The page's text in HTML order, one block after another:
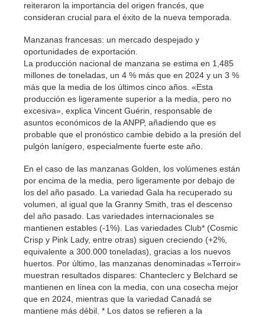
reiteraron la importancia del origen francés, que
consideran crucial para el éxito de la nueva temporada.
Manzanas francesas: un mercado despejado y
oportunidades de exportación.
La producción nacional de manzana se estima en 1,485
millones de toneladas, un 4 % más que en 2024 y un 3 %
más que la media de los últimos cinco años. «Esta
producción es ligeramente superior a la media, pero no
excesiva», explica Vincent Guérin, responsable de
asuntos económicos de la ANPP, añadiendo que es
probable que el pronóstico cambie debido a la presión del
pulgón lanígero, especialmente fuerte este año.
En el caso de las manzanas Golden, los volúmenes están
por encima de la media, pero ligeramente por debajo de
los del año pasado. La variedad Gala ha recuperado su
volumen, al igual que la Granny Smith, tras el descenso
del año pasado. Las variedades internacionales se
mantienen estables (-1%). Las variedades Club* (Cosmic
Crisp y Pink Lady, entre otras) siguen creciendo (+2%,
equivalente a 300.000 toneladas), gracias a los nuevos
huertos. Por último, las manzanas denominadas «Terroir»
muestran resultados dispares: Chanteclerc y Belchard se
mantienen en línea con la media, con una cosecha mejor
que en 2024, mientras que la variedad Canadá se
mantiene más débil. * Los datos se refieren a la